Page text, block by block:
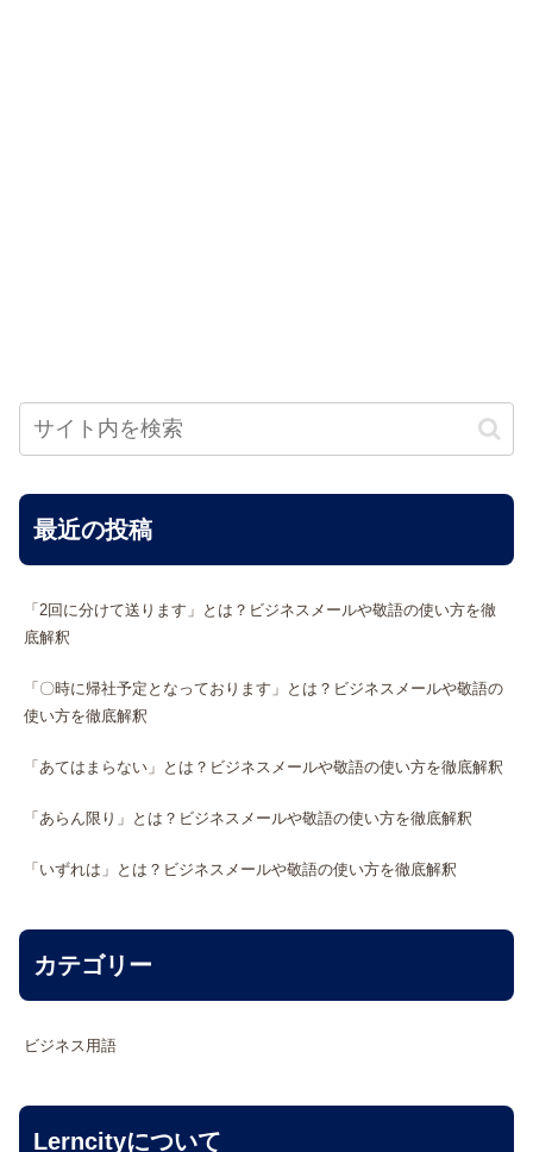
最近の投稿
「2回に分けて送ります」とは？ビジネスメールや敬語の使い方を徹
底解釈
「〇時に帰社予定となっております」とは？ビジネスメールや敬語の
使い方を徹底解釈
「あてはまらない」とは？ビジネスメールや敬語の使い方を徹底解釈
「あらん限り」とは？ビジネスメールや敬語の使い方を徹底解釈
「いずれは」とは？ビジネスメールや敬語の使い方を徹底解釈
カテゴリー
ビジネス用語
Lerncityについて